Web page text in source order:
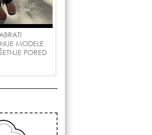
MODELE
PORED